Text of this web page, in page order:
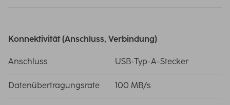
Konnektivität (Anschluss, Verbindung)
Anschluss USB-Typ-A-Stecker
Datenübertragungsrate 100 MB/s